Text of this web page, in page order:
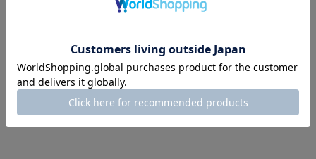
グレー染色